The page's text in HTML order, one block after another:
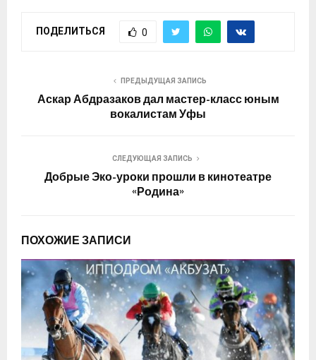
ПОДЕЛИТЬСЯ 0
ПРЕДЫДУЩАЯ ЗАПИСЬ
Аскар Абдразаков дал мастер-класс юным
вокалистам Уфы
СЛЕДУЮЩАЯ ЗАПИСЬ
Добрые Эко-уроки прошли в кинотеатре
«Родина»
ПОХОЖИЕ ЗАПИСИ